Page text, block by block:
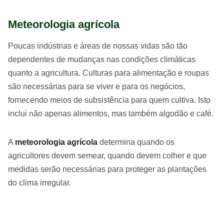
Meteorologia agrícola
Poucas indústrias e áreas de nossas vidas são tão
dependentes de mudanças nas condições climáticas
quanto a agricultura. Culturas para alimentação e roupas
são necessárias para se viver e para os negócios,
fornecendo meios de subsistência para quem cultiva. Isto
inclui não apenas alimentos, mas também algodão e café.
A meteorologia agrícola determina quando os
agricultores devem semear, quando devem colher e que
medidas serão necessárias para proteger as plantações
do clima irregular.